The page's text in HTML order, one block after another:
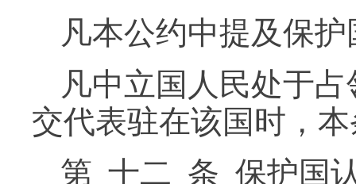
凡本公约中提及保
凡中立国人民处于
交代表驻在该国时，
第 十二 条 保护国